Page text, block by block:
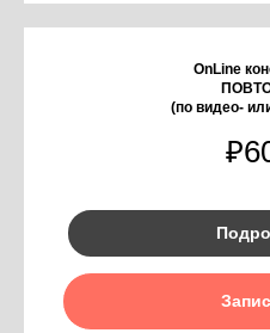
OnLine
(по видео-
₽